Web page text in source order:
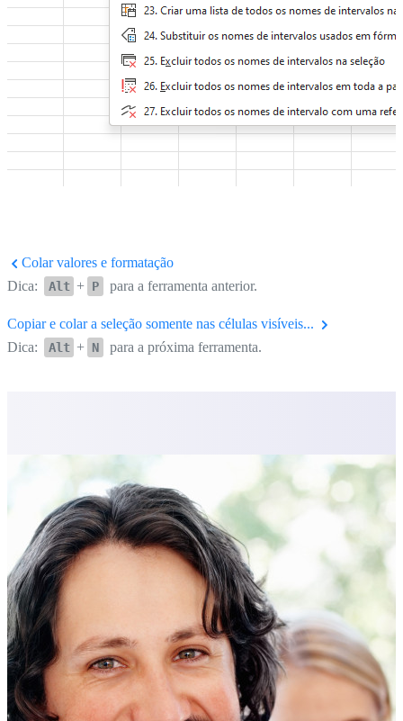
Colar valores e formatação
Dica:
Alt + P para a ferramenta anterior.
Copiar e colar a seleção somente nas células visíveis...
Dica:
Alt + N para a próxima ferramenta.